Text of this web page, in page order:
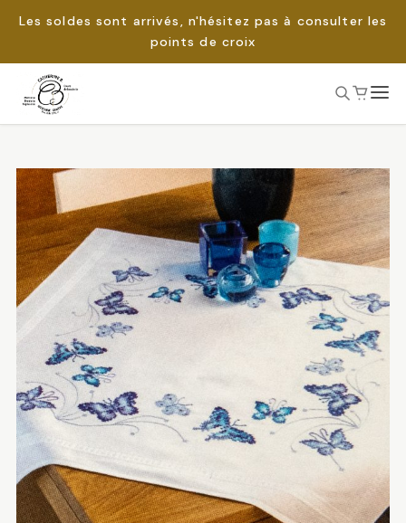
Les soldes sont arrivés, n'hésitez pas à consulter les
points de croix
Passer